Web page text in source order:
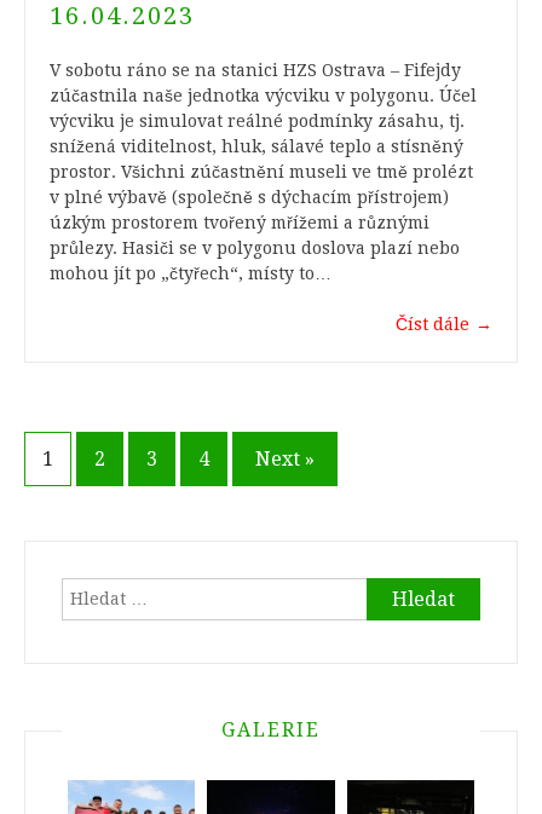
16.04.2023
V sobotu ráno se na stanici HZS Ostrava – Fifejdy
zúčastnila naše jednotka výcviku v polygonu. Účel
výcviku je simulovat reálné podmínky zásahu, tj.
snížená viditelnost, hluk, sálavé teplo a stísněný
prostor. Všichni zúčastnění museli ve tmě prolézt
v plné výbavě (společně s dýchacím přístrojem)
úzkým prostorem tvořený mřížemi a různými
průlezy. Hasiči se v polygonu doslova plazí nebo
mohou jít po „čtyřech“, místy to…
Číst dále →
Navigace
1 2 3 4 Next »
Vyhledávání
GALERIE